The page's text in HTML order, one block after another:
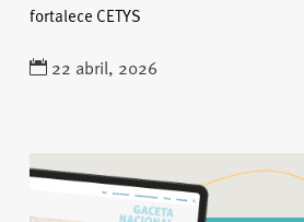
fortalece CETYS
22 abril, 2026